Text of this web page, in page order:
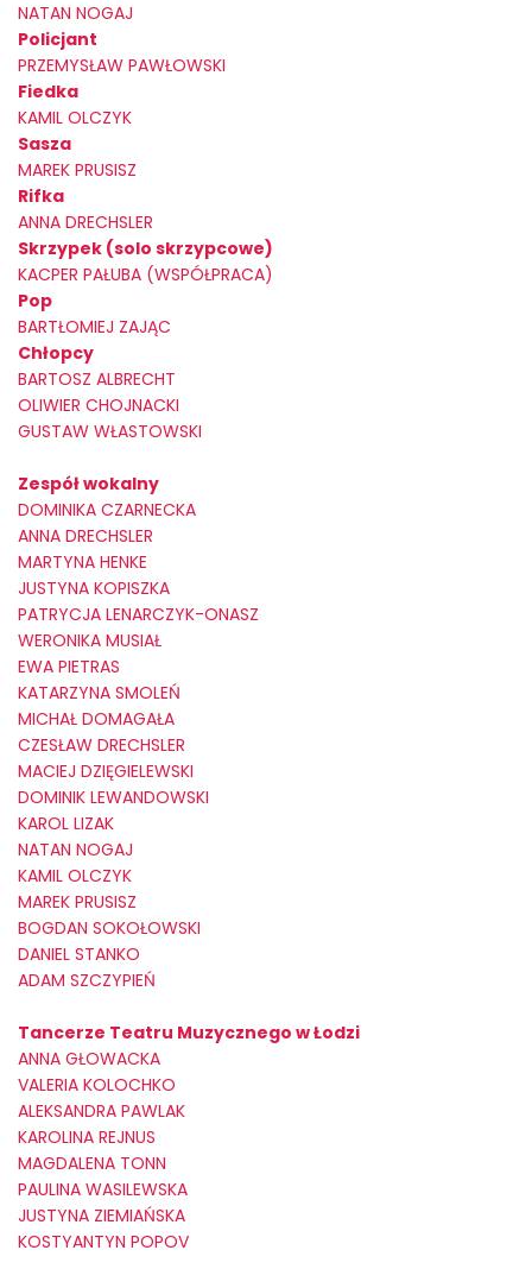
NATAN NOGAJ
Policjant
PRZEMYSŁAW PAWŁOWSKI
Fiedka
KAMIL OLCZYK
Sasza
MAREK PRUSISZ
Rifka
ANNA DRECHSLER
Skrzypek (solo skrzypcowe)
KACPER PAŁUBA (WSPÓŁPRACA)
Pop
BARTŁOMIEJ ZAJĄC
Chłopcy
BARTOSZ ALBRECHT
OLIWIER CHOJNACKI
GUSTAW WŁASTOWSKI
Zespół wokalny
DOMINIKA CZARNECKA
ANNA DRECHSLER
MARTYNA HENKE
JUSTYNA KOPISZKA
PATRYCJA LENARCZYK-ONASZ
WERONIKA MUSIAŁ
EWA PIETRAS
KATARZYNA SMOLEŃ
MICHAŁ DOMAGAŁA
CZESŁAW DRECHSLER
MACIEJ DZIĘGIELEWSKI
DOMINIK LEWANDOWSKI
KAROL LIZAK
NATAN NOGAJ
KAMIL OLCZYK
MAREK PRUSISZ
BOGDAN SOKOŁOWSKI
DANIEL STANKO
ADAM SZCZYPIEŃ
Tancerze Teatru Muzycznego w Łodzi
ANNA GŁOWACKA
VALERIA KOLOCHKO
ALEKSANDRA PAWLAK
KAROLINA REJNUS
MAGDALENA TONN
PAULINA WASILEWSKA
JUSTYNA ZIEMIAŃSKA
KOSTYANTYN POPOV